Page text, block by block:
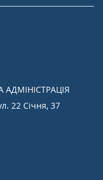
22 Січня, 37